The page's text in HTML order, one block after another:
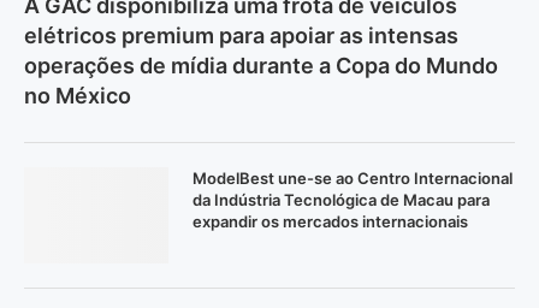
A GAC disponibiliza uma frota de veículos
elétricos premium para apoiar as intensas
operações de mídia durante a Copa do Mundo
no México
ModelBest une-se ao Centro Internacional
da Indústria Tecnológica de Macau para
expandir os mercados internacionais